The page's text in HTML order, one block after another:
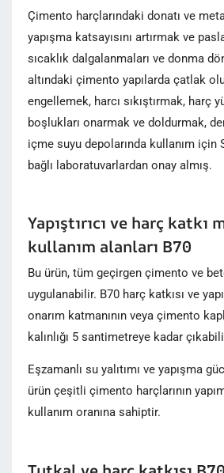
Çimento harçlarındaki donatı ve
yapışma katsayısını artırmak ve
sıcaklık dalgalanmaları ve donma
altındaki çimento yapılarda çatlak
engellemek, harcı sıkıştırmak, harç
boşlukları onarmak ve doldurmak,
içme suyu depolarında kullanım için
bağlı laboratuvarlardan onay almış.
Yapıştırıcı ve harç katkı
kullanım alanları B70
Bu ürün, tüm geçirgen çimento ve
uygulanabilir. B70 harç katkısı ve
onarım katmanının veya çimento
kalınlığı 5 santimetreye kadar
Eşzamanlı su yalıtımı ve yapışma
ürün çeşitli çimento harçlarının
kullanım oranına sahiptir.